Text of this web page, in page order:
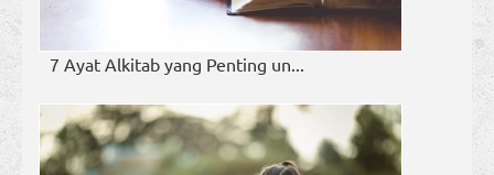
7 Ayat Alkitab yang Penting un...